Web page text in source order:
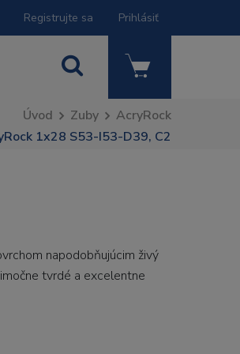
Registrujte sa Prihlásiť
Úvod Zuby
AcryRock
1x28 S53-I53-D39, C2
napodobňujúcim živý
tvrdé a excelentne